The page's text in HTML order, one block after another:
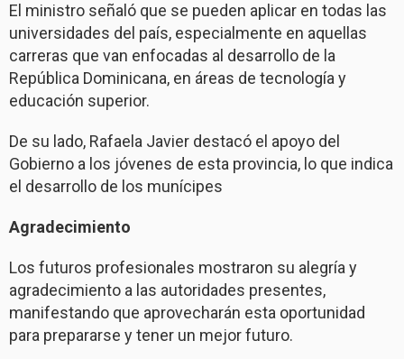
El ministro señaló que se pueden aplicar en todas las
universidades del país, especialmente en aquellas
carreras que van enfocadas al desarrollo de la
República Dominicana, en áreas de tecnología y
educación superior.
De su lado, Rafaela Javier destacó el apoyo del
Gobierno a los jóvenes de esta provincia, lo que indica
el desarrollo de los munícipes
Agradecimiento
Los futuros profesionales mostraron su alegría y
agradecimiento a las autoridades presentes,
manifestando que aprovecharán esta oportunidad
para prepararse y tener un mejor futuro.